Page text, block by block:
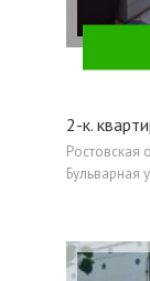
2-к.
Ростовская
Бульварная